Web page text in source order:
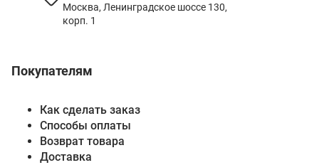
Покупателям
Как сделать заказ
Способы оплаты
Возврат товара
Доставка
Москва, Ленинградское шоссе 130,
корп. 1